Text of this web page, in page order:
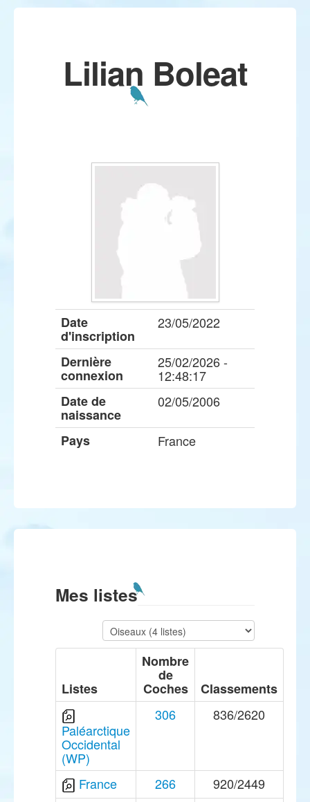
Lilian Boleat
Date
d'inscription
23/05/2022
Dernière
connexion
25/02/2026 -
12:48:17
Date de
naissance
02/05/2006
Pays France
Mes listes
Listes
Nombre
de
Coches Classements
Paléarctique
Occidental
(WP)
306 836/2620
France 266 920/2449